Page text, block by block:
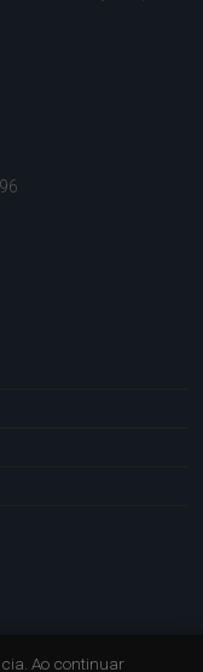
Ao continuar